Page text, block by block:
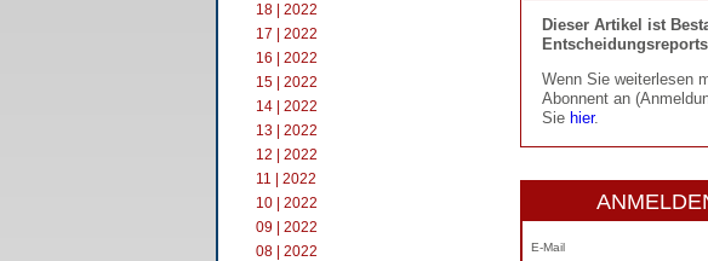
18 | 2022
17 | 2022
16 | 2022
15 | 2022
14 | 2022
13 | 2022
12 | 2022
11 | 2022
10 | 2022
09 | 2022
08 | 2022
Dieser Artikel ist
Wenn Sie weiterlesen
Abonnent an
Sie hier.
E-Mail